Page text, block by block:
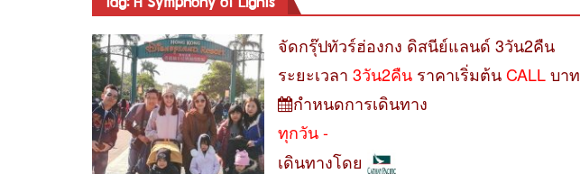
จัดกรุ๊ปทัวร์ฮ่องกง ดิสนีย์แลนด์ 3วัน2คืน
ระยะเวลา3วัน2คืน ราคาเริ่มต้นCALLบาท
กำหนดการเดินทาง
ทุกวัน -
เดินทางโดย